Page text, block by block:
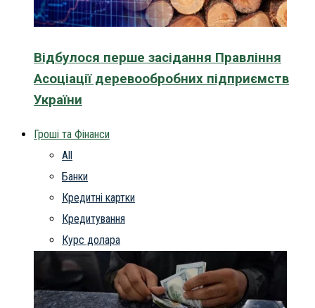
Відбулося перше засідання Правління
Асоціації деревообробних підприємств
України
Гроші та Фінанси
All
Банки
Кредитні картки
Кредитування
Курс долара